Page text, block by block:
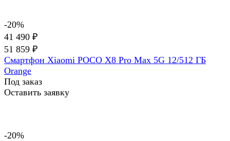
-20%
41 490 ₽
51 859 ₽
Смартфон Xiaomi POCO X8 Pro Max 5G 12/512 ГБ
Orange
Под заказ
Оставить заявку
-20%